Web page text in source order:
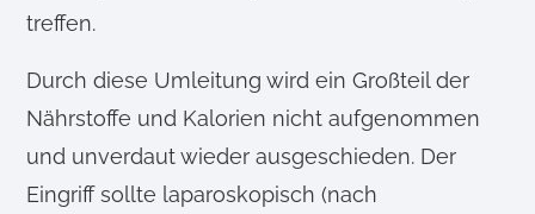
treffen.
Durch diese Umleitung wird ein Großteil der
Nährstoffe und Kalorien nicht aufgenommen
und unverdaut wieder ausgeschieden. Der
Eingriff sollte laparoskopisch (nach